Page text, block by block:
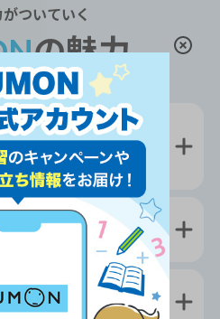
がついていく
の魅力
中力が
強くなる
役立つ